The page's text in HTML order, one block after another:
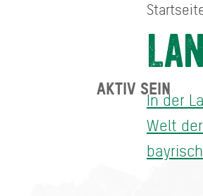
In der
Welt
AKTIV SEIN